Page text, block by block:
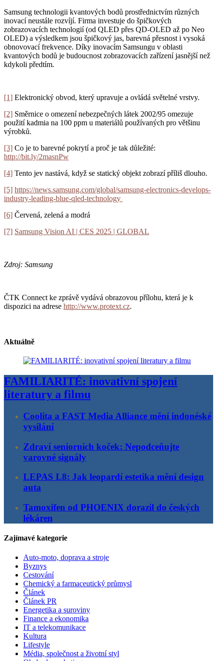
Samsung technologii kvantových bodů prostřednictvím různých
inovací neustále rozvíjí. Firma investuje do špičkových
zobrazovacích technologií (od QLED přes QD-OLED až po Neo
OLED) a výsledkem jsou špičkový jas, barevná přesnost i vysoká
obnovovací frekvence. Díky inovacím Samsungu v oblasti
kvantových bodů je budoucnost zobrazovacích zařízení jasnější než
kdykoli předtím.
[1] Elektronický obvod, který upravuje a ovládá světelné vrstvy.
[2] Směrnice o omezení nebezpečných látek 2002/95 omezuje
použití kadmia na 100 ppm u materiálů používaných pro většinu
výrobků.
[3] Co je to barevné pokrytí a proč je tak důležité:
http://bit.ly/2masnPw
[4] Tento jev nastává, když se statický objekt zobrazí příliš dlouho.
[5] https://news.samsung.com/global/samsung-electronics-develops-
industry-leading-blue-qled-technology
[6] Červená, zelená a modrá
[7] Samsung Vision AI | CES 2025 | GLOBAL
Zdroj: Samsung
ČTK Connect ke zprávě vydává obrazovou přílohu, která je k
dispozici na adrese http://www.protext.cz.
Aktuálně
FAMILIARITÉ: inovativní spojení
literatury a filmu
Coolita a FAST Media Alliance mění indonéské
vysílání
Zdraví seniorních koček: Nepodceňujte
varovné signály
LEPAS L8: Jak leopardí estetika mění design
auta
Tamoxifen od PHOENIX dorazil do českých
lékáren
Zajímavé kategorie
Auto-moto, doprava a stroje
Byznys
Cestování
Chemický a farmaceutický průmysl
Článek
Článek PR
Energetika a suroviny
Finance a ekonomika
IT a telekomunikace
Kultura
Lifestyle
Média, společnost a životní styl